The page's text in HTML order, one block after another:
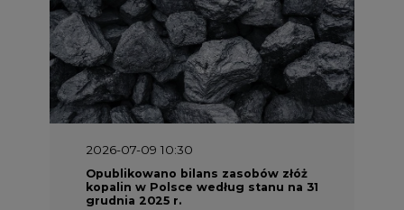
2026-06-08 07:00
Wyszedł raport "Bezpieczniej i
taniej. Ciepłownictwo na ratunek